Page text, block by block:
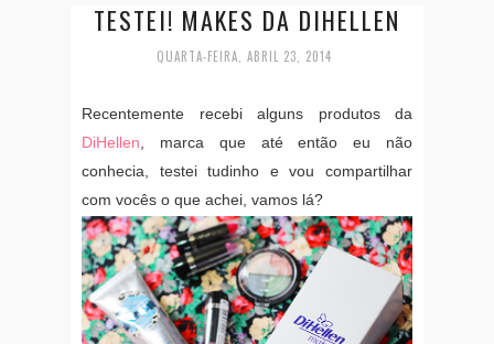
TESTEI! MAKES DA DIHELLEN
QUARTA-FEIRA, ABRIL 23, 2014
Recentemente recebi alguns produtos da
DiHellen , marca que até então eu não
conhecia, testei tudinho e vou compartilhar
com vocês o que achei, vamos lá?